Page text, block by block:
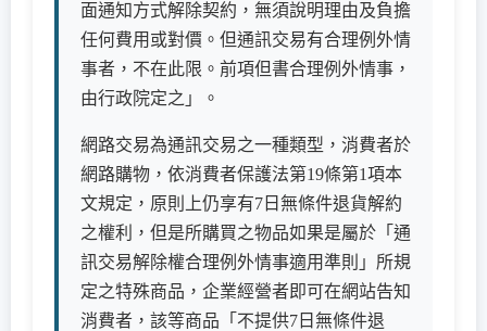
面通知方式解除契約，無須說明理由及負擔
任何費用或對價。但通訊交易有合理例外情
事者，不在此限。前項但書合理例外情事，
由行政院定之」。
網路交易為通訊交易之一種類型，消費者於
網路購物，依消費者保護法第19條第1項本
文規定，原則上仍享有7日無條件退貨解約
之權利，但是所購買之物品如果是屬於「通
訊交易解除權合理例外情事適用準則」所規
定之特殊商品，企業經營者即可在網站告知
消費者，該等商品「不提供7日無條件退